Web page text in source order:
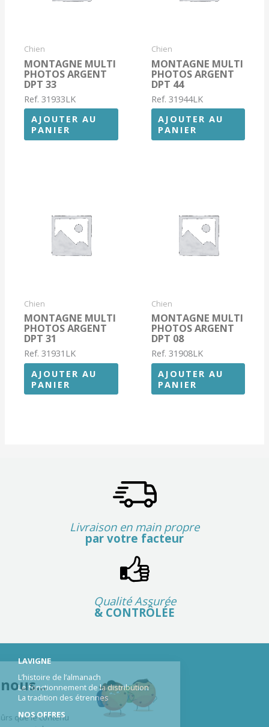
Chien
MONTAGNE MULTI
PHOTOS ARGENT
DPT 33
Ref. 31933LK
AJOUTER AU
PANIER
Chien
MONTAGNE MULTI
PHOTOS ARGENT
DPT 44
Ref. 31944LK
AJOUTER AU
PANIER
Chien
MONTAGNE MULTI
PHOTOS ARGENT
DPT 31
Ref. 31931LK
AJOUTER AU
PANIER
Chien
MONTAGNE MULTI
PHOTOS ARGENT
DPT 08
Ref. 31908LK
AJOUTER AU
PANIER
Livraison en main propre
par votre facteur
Qualité Assurée
& CONTRÔLÉE
LAVIGNE
L’histoire de l’almanach
Le fonctionnement de la distribution
La tradition des étrennes
NOS OFFRES
c'est nous...
!
attendu d'être sûrs que le contenu